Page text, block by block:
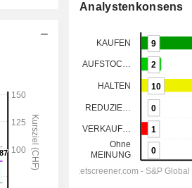
Analystenkonsens